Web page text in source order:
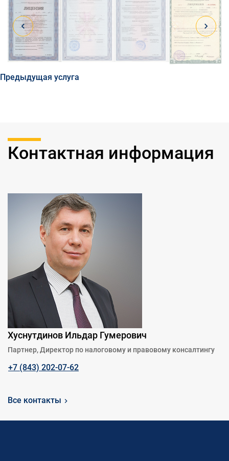
Предыдущая услуга
Контактная информация
Хуснутдинов Ильдар Гумерович
Партнер, Директор по налоговому и правовому консалтингу
+7 (843) 202-07-62
Все контакты